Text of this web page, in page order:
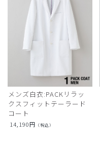
メンズ白衣:PACKリラッ
クスフィットテーラード
コート
14,190円 （税込）